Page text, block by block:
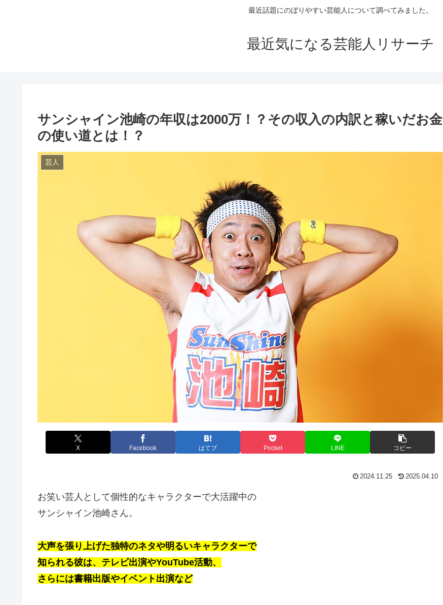
最近話題にのぼりやすい芸能人について調べてみました。
最近気になる芸能人リサーチ
サンシャイン池崎の年収は2000万！？その収入の内訳と稼いだお金
の使い道とは！？
芸人
X Facebook はてブ Pocket LINE コピー
2024.11.25 2025.04.10
お笑い芸人として個性的なキャラクターで大活躍中の
サンシャイン池崎さん。
大声を張り上げた独特のネタや明るいキャラクターで
知られる彼は、 テレビ出演やYouTube活動、
さらには書籍出版やイベント出演など